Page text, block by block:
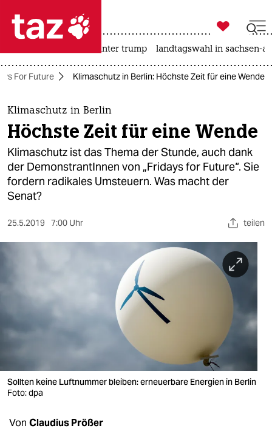
 taz zahl ich
taz zahl ich
themen
politik
öko
gesellschaft
kultur
sport
nord
wahrheit
verlag
shop

taz zahl ich
usa unter trump landtagswahl in sachsen-
For Future Klimaschutz in Berlin: Höchste ​Zeit​ für​ eine Wende
Klimaschutz in Berlin
Höchste ​Zeit​ für​ eine Wende
Klimaschutz ist das Thema der Stunde, auch dank
der DemonstrantInnen von „Fridays for Future“. Sie
fordern radikales Umsteuern. Was macht der
Senat?
25.5.2019 7:00 Uhr teilen
Sollten keine Luftnummer bleiben: erneuerbare Energien in Berlin
Foto: dpa
Von Claudius Prößer